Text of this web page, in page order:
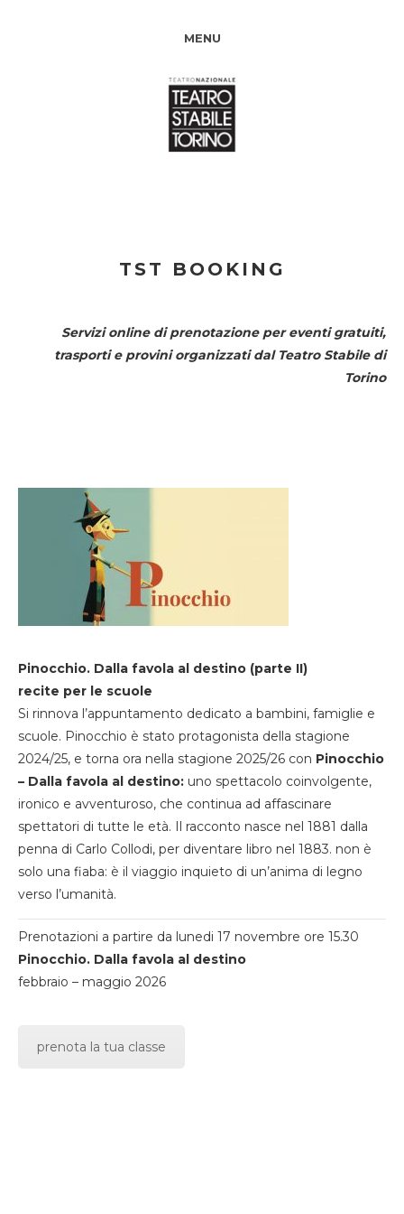
MENU
TST BOOKING
Servizi online di prenotazione per eventi gratuiti,
trasporti e provini organizzati dal Teatro Stabile di
Torino
Pinocchio. Dalla favola al destino (parte II)
recite per le scuole
Si rinnova l’appuntamento dedicato a bambini, famiglie e
scuole. Pinocchio è stato protagonista della stagione
2024/25, e torna ora nella stagione 2025/26 con Pinocchio
– Dalla favola al destino: uno spettacolo coinvolgente,
ironico e avventuroso, che continua ad affascinare
spettatori di tutte le età. Il racconto nasce nel 1881 dalla
penna di Carlo Collodi, per diventare libro nel 1883. non è
solo una fiaba: è il viaggio inquieto di un’anima di legno
verso l’umanità.
Prenotazioni a partire da lunedi 17 novembre ore 15.30
Pinocchio. Dalla favola al destino
febbraio – maggio 2026
prenota la tua classe